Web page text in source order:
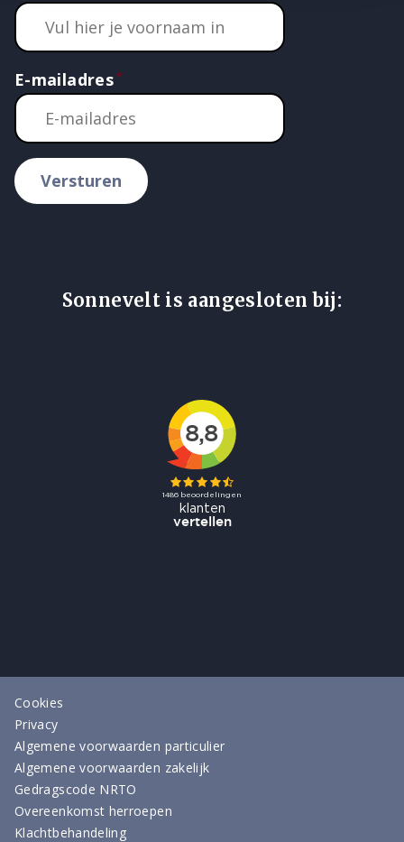
E-mailadres
Versturen
Sonnevelt is aangesloten bij:
Cookies
Privacy
Algemene voorwaarden particulier
Algemene voorwaarden zakelijk
Gedragscode NRTO
Overeenkomst herroepen
Klachtbehandeling